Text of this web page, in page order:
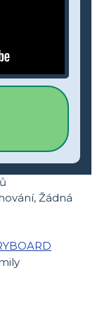
Žádná